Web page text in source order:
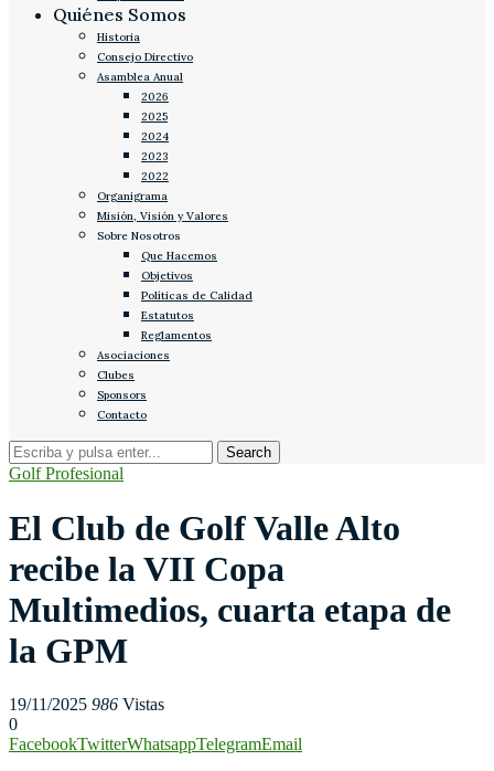
Quiénes Somos
Historia
Consejo Directivo
Asamblea Anual
2026
2025
2024
2023
2022
Organigrama
Misión, Visión y Valores
Sobre Nosotros
Que Hacemos
Objetivos
Políticas de Calidad
Estatutos
Reglamentos
Asociaciones
Clubes
Sponsors
Contacto
Golf Profesional
El Club de Golf Valle Alto
recibe la VII Copa
Multimedios, cuarta etapa de
la GPM
19/11/2025 986 Vistas
0
FacebookTwitterWhatsappTelegramEmail